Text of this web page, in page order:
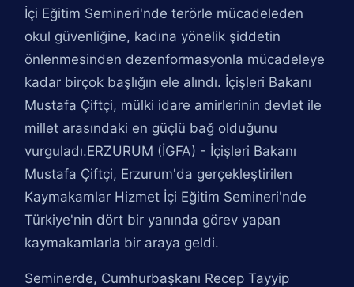
İçi Eğitim Semineri'nde terörle mücadeleden
okul güvenliğine, kadına yönelik şiddetin
önlenmesinden dezenformasyonla mücadeleye
kadar birçok başlığın ele alındı. İçişleri Bakanı
Mustafa Çiftçi, mülki idare amirlerinin devlet ile
millet arasındaki en güçlü bağ olduğunu
vurguladı.ERZURUM (İGFA) - İçişleri Bakanı
Mustafa Çiftçi, Erzurum'da gerçekleştirilen
Kaymakamlar Hizmet İçi Eğitim Semineri'nde
Türkiye'nin dört bir yanında görev yapan
kaymakamlarla bir araya geldi.
Seminerde, Cumhurbaşkanı Recep Tayyip